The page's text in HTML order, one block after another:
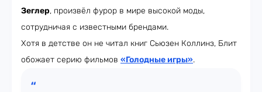
Зеглер, произвёл фурор в мире высокой моды,
сотрудничая с известными брендами.
Хотя в детстве он не читал книг Сьюзен Коллинз, Блит
обожает серию фильмов «Голодные игры».